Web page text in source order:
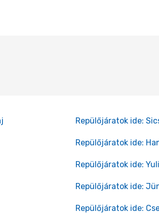
Repülőjáratok ide:
Repülőjáratok ide:
Repülőjáratok ide:
Repülőjáratok ide:
Repülőjáratok ide: